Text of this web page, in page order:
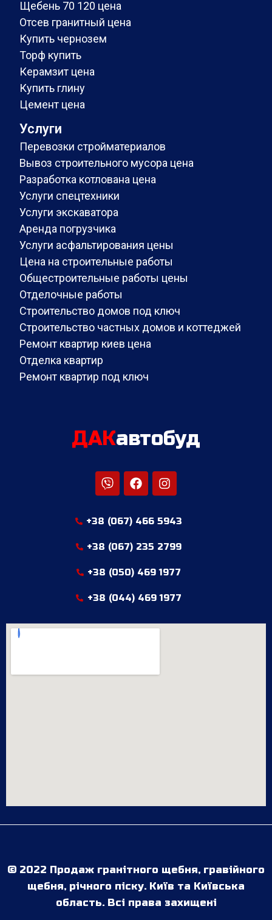
Щебень 70 120 цена
Отсев гранитный цена
Купить чернозем
Торф купить
Керамзит цена
Купить глину
Цемент цена
Услуги
Перевозки стройматериалов
Вывоз строительного мусора цена
Разработка котлована цена
Услуги спецтехники
Услуги экскаватора
Аренда погрузчика
Услуги асфальтирования цены
Цена на строительные работы
Общестроительные работы цены
Отделочные работы
Строительство домов под ключ
Строительство частных домов и коттеджей
Ремонт квартир киев цена
Отделка квартир
Ремонт квартир под ключ
ДАКавтобуд
+38 (067) 466 5943
+38 (067) 235 2799
+38 (050) 469 1977
+38 (044) 469 1977
© 2022 Продаж гранітного щебня, гравійного
щебня, річного піску. Київ та Київська
область. Всі права захищені